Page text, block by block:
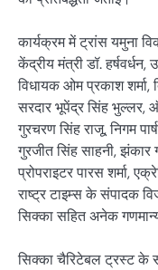
कार्यक्रम में ट्रांस यमुना
केंद्रीय मंत्री डॉ. हर्षवर्धन,
विधायक ओम प्रकाश शर्मा,
सरदार भूपेंद्र सिंह भुल्लर,
गुरचरण सिंह राजू, निगम
गुरजीत सिंह साहनी,
प्रोपराइटर पारस शर्मा,
राष्ट्र टाइम्स के संपादक
सिक्का सहित अनेक
सिक्का चैरिटेबल ट्रस्ट के